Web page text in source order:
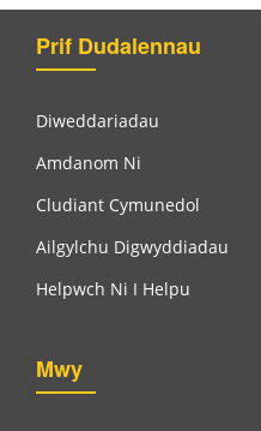
Prif Dudalennau
Diweddariadau
Amdanom Ni
Cludiant Cymunedol
Ailgylchu Digwyddiadau
Helpwch Ni I Helpu
Mwy